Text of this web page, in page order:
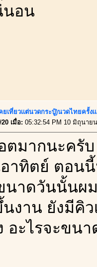
นอน
ยเที่ยวเเต่นวดกระปู๋)นวดไทยครั้ง
เมื่อ: 05:32:54 PM 10 มิถุนาย
ตมากนะครั
อาทิตย์ ตอน
าดวันนั้นผม
นงาน ยังมีคิ
อะไรจะขน